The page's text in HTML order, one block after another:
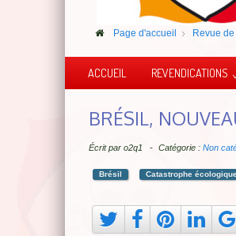
Page d'accueil Revue
ACCUEIL REVENDICATIONS
BRÉSIL,
Écrit par o2q1 Catégorie : Non
Brésil Catastrophe